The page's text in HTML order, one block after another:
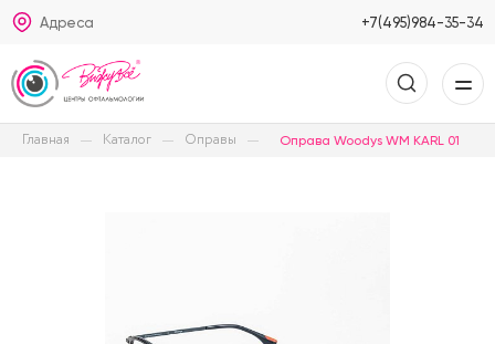
Адреса +7(495)984-35-34
Главная Каталог Оправы Оправа Woodys WM KARL 01